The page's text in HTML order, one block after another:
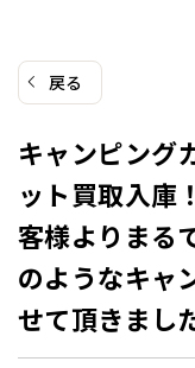
戻る
キャンピング
ット買取入庫
客様よりまる
のようなキャ
せて頂きまし